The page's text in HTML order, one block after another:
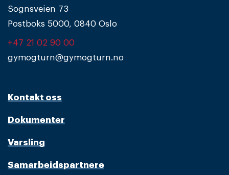
Sognsveien 73
Postboks 5000, 0840 Oslo
+47 21 02 90 00
gymogturn@gymogturn.no
Kontakt oss
Dokumenter
Varsling
Samarbeidspartnere